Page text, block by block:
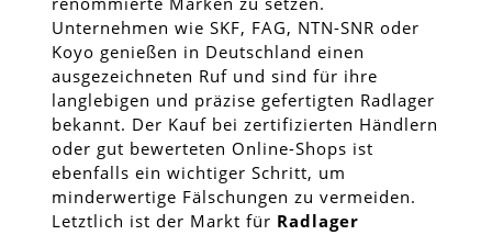
Unternehmen wie SKF, FAG, NTN-SNR oder
Koyo genießen in Deutschland einen
ausgezeichneten Ruf und sind für ihre
langlebigen und präzise gefertigten Radlager
bekannt. Der Kauf bei zertifizierten Händlern
oder gut bewerteten Online-Shops ist
ebenfalls ein wichtiger Schritt, um
minderwertige Fälschungen zu vermeiden.
Letztlich ist der Markt für Radlager